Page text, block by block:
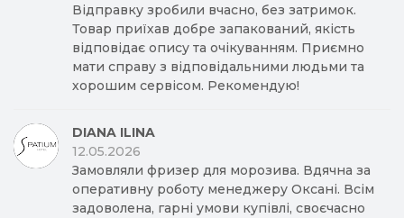
Відправку зробили вчасно, без затримок.
Товар приїхав добре запакований, якість
відповідає опису та очікуванням. Приємно
мати справу з відповідальними людьми та
хорошим сервісом. Рекомендую!
DIANA ILINA
12.05.2026
Замовляли фризер для морозива. Вдячна за
оперативну роботу менеджеру Оксані. Всім
задоволена, гарні умови купівлі, своєчасно